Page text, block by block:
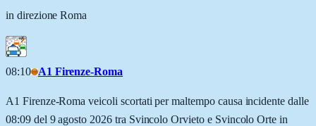
in direzione Roma
08:10 A1 Firenze-Roma
A1 Firenze-Roma veicoli scortati per maltempo causa incidente dalle
08:09 del 9 agosto 2026 tra Svincolo Orvieto e Svincolo Orte in